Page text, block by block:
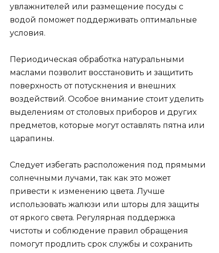
увлажнителей или размещение посуды с
водой поможет поддерживать оптимальные
условия.
Периодическая обработка натуральными
маслами позволит восстановить и защитить
поверхность от потускнения и внешних
воздействий. Особое внимание стоит уделить
выделениям от столовых приборов и других
предметов, которые могут оставлять пятна или
царапины.
Следует избегать расположения под прямыми
солнечными лучами, так как это может
привести к изменению цвета. Лучше
использовать жалюзи или шторы для защиты
от яркого света. Регулярная поддержка
чистоты и соблюдение правил обращения
помогут продлить срок службы и сохранить